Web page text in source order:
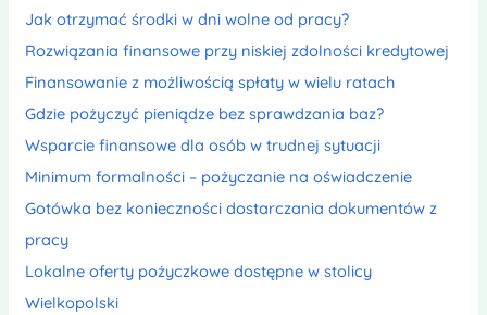
Jak otrzymać środki w dni wolne od pracy?
Rozwiązania finansowe przy niskiej zdolności kredytowej
Finansowanie z możliwością spłaty w wielu ratach
Gdzie pożyczyć pieniądze bez sprawdzania baz?
Wsparcie finansowe dla osób w trudnej sytuacji
Minimum formalności – pożyczanie na oświadczenie
Gotówka bez konieczności dostarczania dokumentów z
pracy
Lokalne oferty pożyczkowe dostępne w stolicy
Wielkopolski